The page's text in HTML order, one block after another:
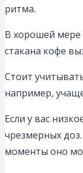
ритма.
В хорошей мере
стакана кофе
Стоит
например,
Если у вас
чрезмерных
моменты оно